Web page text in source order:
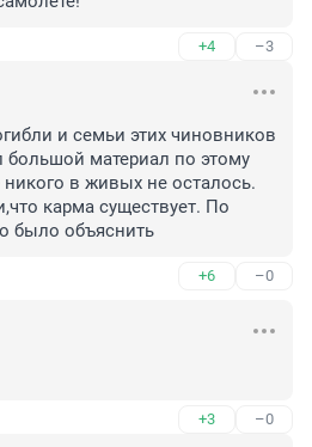
+4 –3
и семьи этих чиновников
материал по этому
в живых не осталось.
карма существует. По
было объяснить
+6 –0
+3 –0